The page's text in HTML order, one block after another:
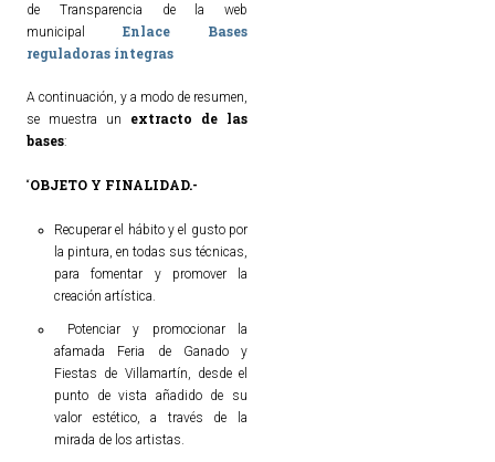
de Transparencia de la web
municipal Enlace Bases
reguladoras íntegras
A continuación, y a modo de resumen,
se muestra un extracto de las
bases:
“OBJETO Y FINALIDAD.-
Recuperar el hábito y el gusto por
la pintura, en todas sus técnicas,
para fomentar y promover la
creación artística.
Potenciar y promocionar la
afamada Feria de Ganado y
Fiestas de Villamartín, desde el
punto de vista añadido de su
valor estético, a través de la
mirada de los artistas.